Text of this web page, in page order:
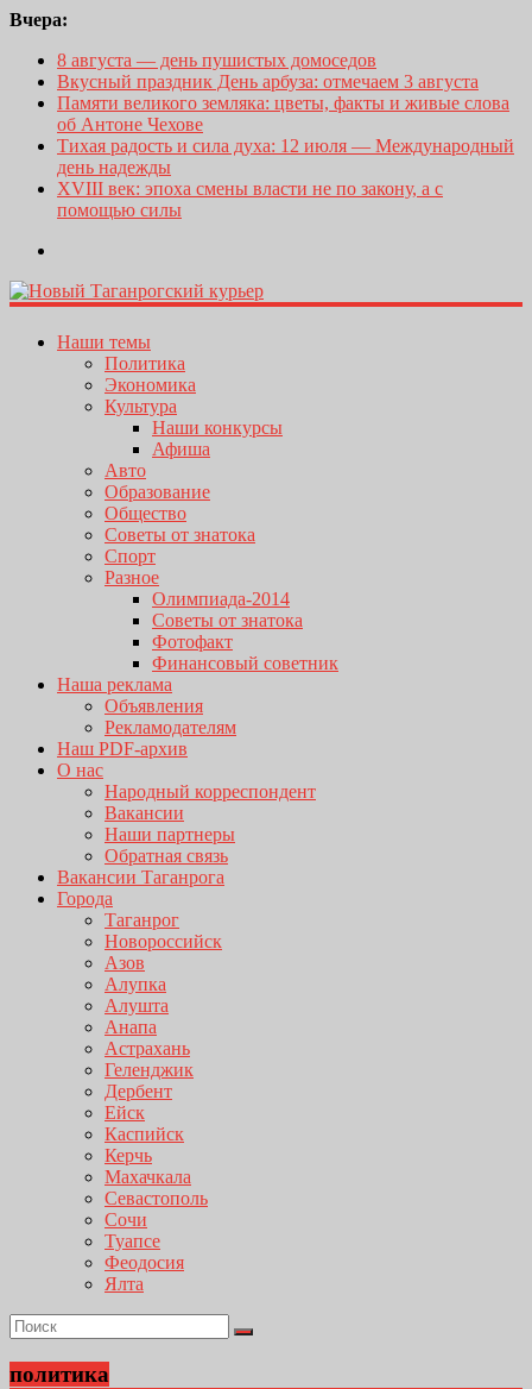
Вчера:
8 августа — день пушистых домоседов
Вкусный праздник День арбуза: отмечаем 3 августа
Памяти великого земляка: цветы, факты и живые слова
об Антоне Чехове
Тихая радость и сила духа: 12 июля — Международный
день надежды
XVIII век: эпоха смены власти не по закону, а с
помощью силы
Наши темы
Политика
Экономика
Культура
Наши конкурсы
Афиша
Авто
Образование
Общество
Советы от знатока
Спорт
Разное
Олимпиада-2014
Советы от знатока
Фотофакт
Финансовый советник
Наша реклама
Объявления
Рекламодателям
Наш PDF-архив
О нас
Народный корреспондент
Вакансии
Наши партнеры
Обратная связь
Вакансии Таганрога
Города
Таганрог
Новороссийск
Азов
Алупка
Алушта
Анапа
Астрахань
Геленджик
Дербент
Ейск
Каспийск
Керчь
Махачкала
Севастополь
Сочи
Туапсе
Феодосия
Ялта
политика